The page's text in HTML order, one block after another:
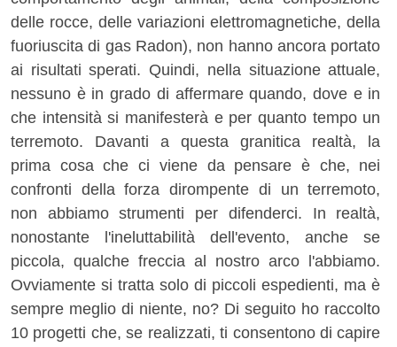
delle rocce, delle variazioni elettromagnetiche, della
fuoriuscita di gas Radon), non hanno ancora portato
ai risultati sperati. Quindi, nella situazione attuale,
nessuno è in grado di affermare quando, dove e in
che intensità si manifesterà e per quanto tempo un
terremoto. Davanti a questa granitica realtà, la
prima cosa che ci viene da pensare è che, nei
confronti della forza dirompente di un terremoto,
non abbiamo strumenti per difenderci. In realtà,
nonostante l'ineluttabilità dell'evento, anche se
piccola, qualche freccia al nostro arco l'abbiamo.
Ovviamente si tratta solo di piccoli espedienti, ma è
sempre meglio di niente, no? Di seguito ho raccolto
10 progetti che, se realizzati, ti consentono di capire